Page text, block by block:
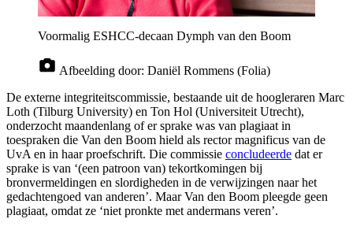
Voormalig ESHCC-decaan Dymph van den Boom
Afbeelding door: Daniël Rommens (Folia)
De externe integriteitscommissie, bestaande uit de hoogleraren Marc
Loth (Tilburg University) en Ton Hol (Universiteit Utrecht),
onderzocht maandenlang of er sprake was van plagiaat in
toespraken die Van den Boom hield als rector magnificus van de
UvA en in haar proefschrift. Die commissie concludeerde dat er
sprake is van ‘(een patroon van) tekortkomingen bij
bronvermeldingen en slordigheden in de verwijzingen naar het
gedachtengoed van anderen’. Maar Van den Boom pleegde geen
plagiaat, omdat ze ‘niet pronkte met andermans veren’.